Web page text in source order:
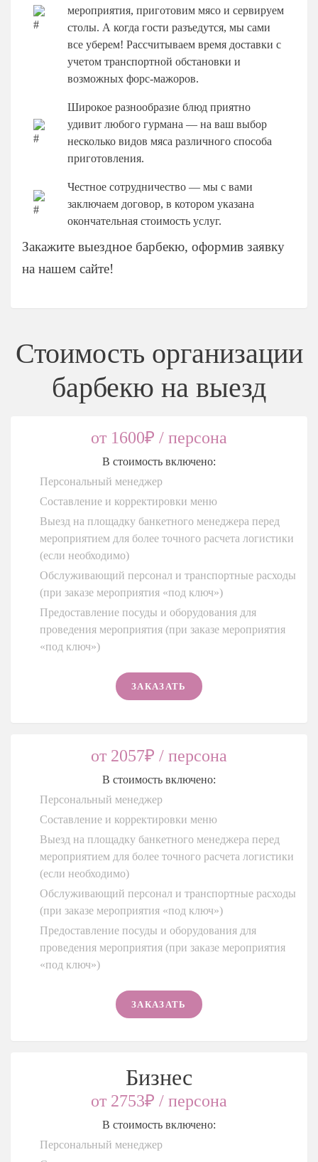
мероприятия, приготовим мясо и сервируем
столы. А когда гости разъедутся, мы сами
все уберем! Рассчитываем время доставки с
учетом транспортной обстановки и
возможных форс-мажоров.
Широкое разнообразие блюд приятно
удивит любого гурмана — на ваш выбор
несколько видов мяса различного способа
приготовления.
Честное сотрудничество — мы с вами
заключаем договор, в котором указана
окончательная стоимость услуг.
Закажите выездное барбекю, оформив заявку
на нашем сайте!
Стоимость организации
барбекю на выезд
от 1600₽ / персона
В стоимость включено:
Персональный менеджер
Составление и корректировки меню
Выезд на площадку банкетного менеджера перед
мероприятием для более точного расчета логистики
(если необходимо)
Обслуживающий персонал и транспортные расходы
(при заказе мероприятия «под ключ»)
Предоставление посуды и оборудования для
проведения мероприятия (при заказе мероприятия
«под ключ»)
ЗАКАЗАТЬ
от 2057₽ / персона
В стоимость включено:
Персональный менеджер
Составление и корректировки меню
Выезд на площадку банкетного менеджера перед
мероприятием для более точного расчета логистики
(если необходимо)
Обслуживающий персонал и транспортные расходы
(при заказе мероприятия «под ключ»)
Предоставление посуды и оборудования для
проведения мероприятия (при заказе мероприятия
«под ключ»)
ЗАКАЗАТЬ
Бизнес
от 2753₽ / персона
В стоимость включено:
Персональный менеджер